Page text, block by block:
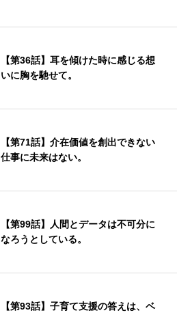
【第36話】耳を傾けた時に感じる想
いに胸を馳せて。
【第71話】介在価値を創出できない
仕事に未来はない。
【第99話】人間とデータは不可分に
なろうとしている。
【第93話】子育て支援の答えは、ベ